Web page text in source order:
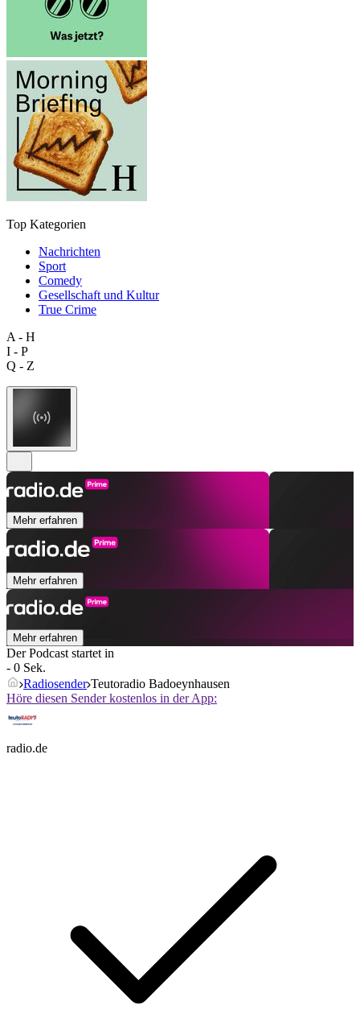
Top Kategorien
Nachrichten
Sport
Comedy
Gesellschaft und Kultur
True Crime
A - H
I - P
Q - Z
Mehr erfahren
Mehr erfahren
Mehr erfahren
Der Podcast startet in
- 0 Sek.
Radiosender Teutoradio Badoeynhausen
Höre diesen Sender kostenlos in der App:
radio.de